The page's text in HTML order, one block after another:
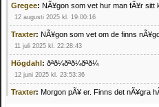
Gregee: NÃ¥gon som vet hur man fÃ¥r sitt
12 augusti 2025 kl. 19:00:16
Traxter: NÃ¥gon som vet om de finns
11 juli 2025 kl. 22:28:43
Högdahl: ðªð¼ðªð¼ðªð¼
12 juni 2025 kl. 23:53:36
Traxter: Morgon pÃ¥ er. Finns det nÃ¥gra